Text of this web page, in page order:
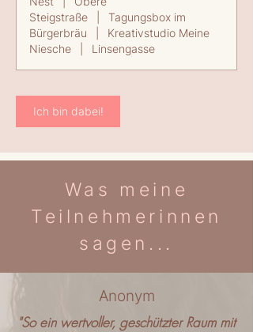
Steigstraße
Tagungsbox im
Bürgerbräu
Kreativstudio Meine
Niesche
Linsengasse
Ich bin dabei!
Was meine
Teilnehmerinnen
sagen...
Anonym
"So ein wertvoller, geschützter Raum mit